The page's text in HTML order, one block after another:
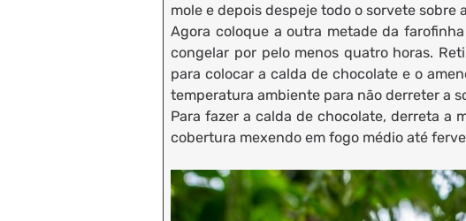
mole e depois despeje todo o sorvete
Agora coloque a outra metade da
congelar por pelo menos quatro horas.
para colocar a calda de chocolate e o
temperatura ambiente para não derreter a
Para fazer a calda de chocolate, derreta a
cobertura mexendo em fogo médio até